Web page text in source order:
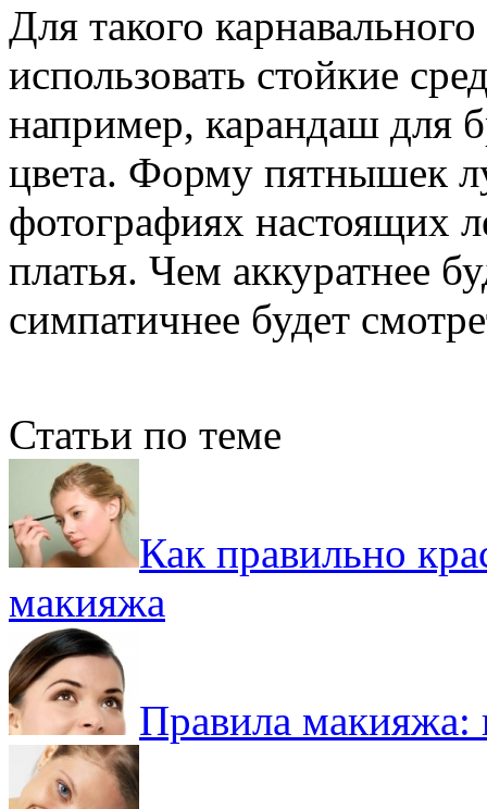
Для такого
использовать стойкие
например, карандаш для
цвета. Форму пятнышек
фотографиях настоящих
платья. Чем аккуратнее
симпатичнее будет
Статьи по теме
Как правильно
макияжа
Правила макияжа: